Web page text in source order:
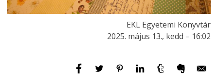
EKL Egyetemi Könyvtár
2025. május 13., kedd – 16:02